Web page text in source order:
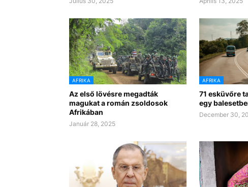
AFRIKA
Az első lövésre megadták
magukat a román zsoldosok
Afrikában
Január 28, 2025
AFRIKA
71 esküvőre
egy
December 30,